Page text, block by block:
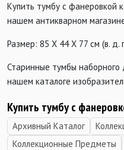
Купить тумбу с фанеровкой
нашем антикварном
Размер: 85 Х 44 Х 77 см (в. д.
Старинные тумбы наборного
нашем каталоге
Купить тумбу с
Архивный Каталог
Коллекционные Предметы